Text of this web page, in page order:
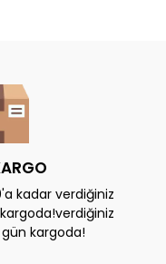
kadar verdiğiniz
gün kargoda!